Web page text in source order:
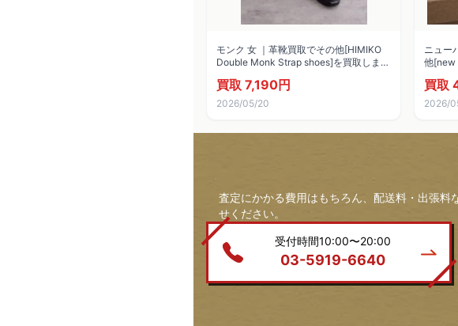
モンク 女 ｜革靴買取でその他[HIMIKO
Double Monk Strap shoes]を買取しまし
買取 7,190円
2026/05/20
ニュー
他[new
買取
2026/
査定にかかる費用はもちろん、配送料・出張
せください。
受付時間10:00〜20:00
03-5919-6640